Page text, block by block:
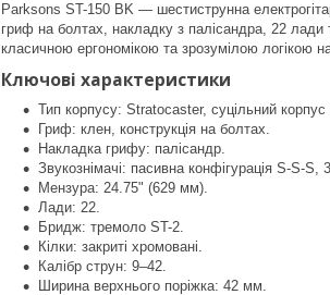
Parksons ST-150 BK — шестиструнна
гриф на болтах, накладку з палісандра, 22 лади
класичною ергономікою та зрозумілою логікою
Ключові характеристики
Тип корпусу: Stratocaster, суцільний
Гриф: клен, конструкція на болтах.
Накладка грифу: палісандр.
Звукознімачі: пасивна конфігурація S-S-S,
Мензура: 24.75" (629 мм).
Лади: 22.
Бридж: тремоло ST-2.
Кілки: закриті хромовані.
Калібр струн: 9–42.
Ширина верхнього поріжка: 42 мм.